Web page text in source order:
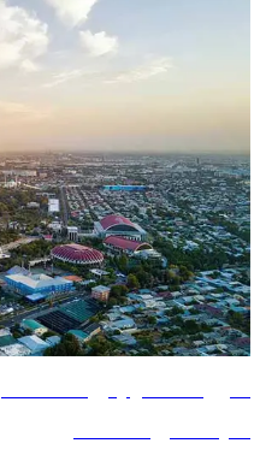
دليل السفر إلى طشقند
تعرّف على طشقند